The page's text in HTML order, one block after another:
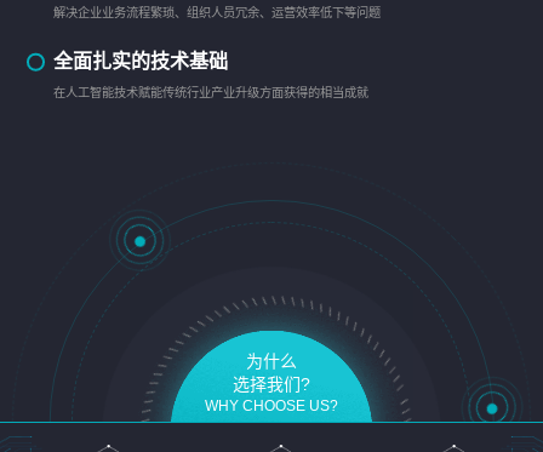
解决企业业务流程繁琐、组织人员冗余、运营效率低下等问题
全面扎实的技术基础
在人工智能技术赋能传统行业产业升级方面获得的相当成就
为什么
选择我们?
WHY CHOOSE US?